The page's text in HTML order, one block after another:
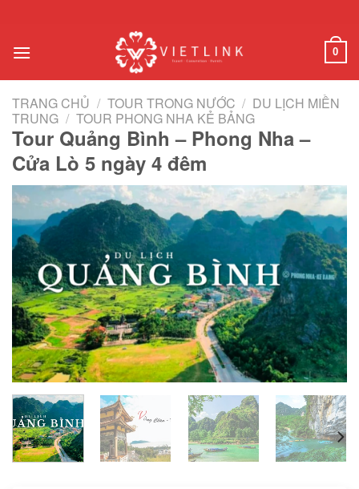
nội
0
TRANG CHỦ / TOUR TRONG NƯỚC / DU LỊCH MIỀN
TRUNG / TOUR PHONG NHA KẺ BẢNG
Tour Quảng Bình – Phong Nha –
Cửa Lò 5 ngày 4 đêm